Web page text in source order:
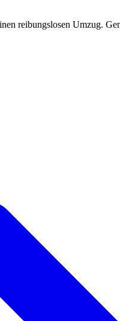
reibungslosen Umzug.